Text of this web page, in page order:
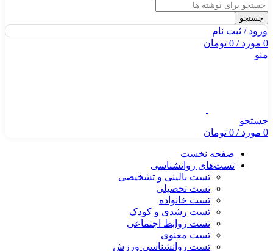
جستجو
ورود / ثبت نام
0 مورد/
0 تومان
منو
جستجو
0 مورد/
0 تومان
صفحه نخست
تست‌های روانشناسی
تست بالینی و تشخیصی
تست تحصیلی
تست خانواده
تست رشدی و کودک
تست روابط اجتماعی
تست معنوی
تست روانشناسی ورزش